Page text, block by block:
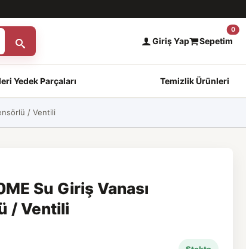
Giriş Yap Sepetim
0
Yedek Parçaları Temizlik Ürünleri
/ Ventili
Su Giriş Vanası
/ Ventili